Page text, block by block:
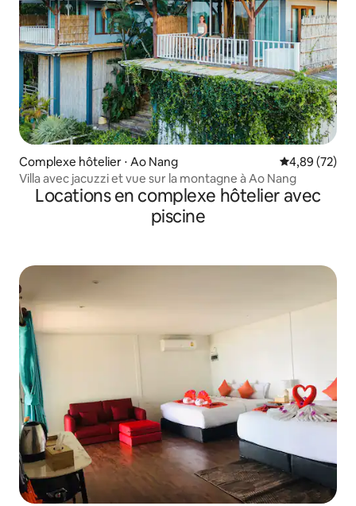
Complexe hôtelier ⋅ Ao Nang Évaluation
4,89 (72)
Villa avec jacuzzi et vue sur la montagne à Ao Nang
Locations en complexe hôtelier avec
piscine